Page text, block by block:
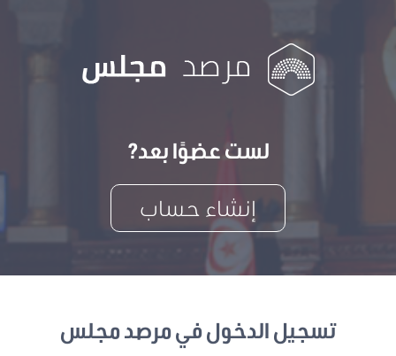
لست عضوًا بعد?
إنشاء حساب
تسجيل الدخول في مرصد مجلس